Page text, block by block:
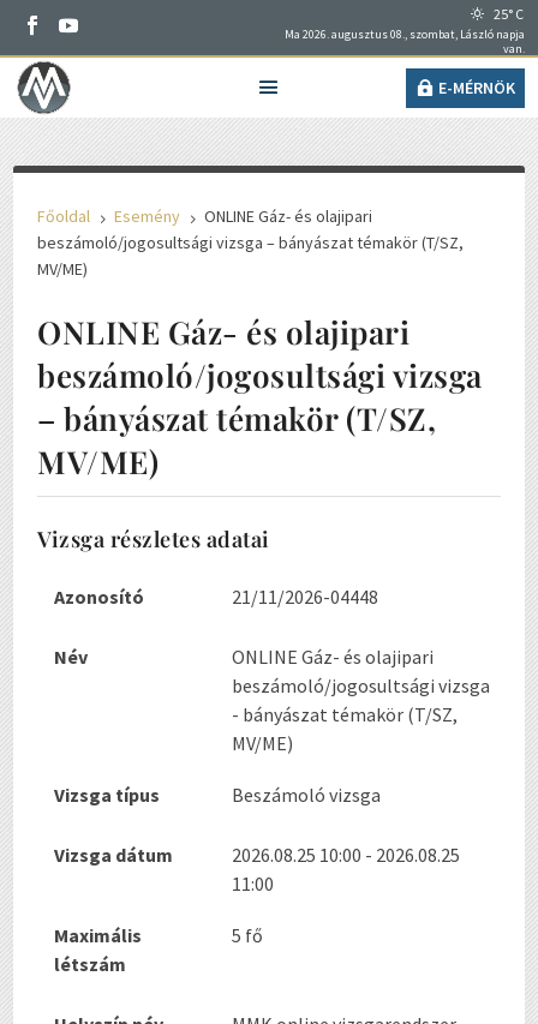
25° C
Ma 2026. augusztus 08., szombat, László napja
van.
E-MÉRNÖK
Főoldal 5 Esemény 5 ONLINE Gáz- és olajipari
beszámoló/jogosultsági vizsga – bányászat témakör (T/SZ,
MV/ME)
ONLINE Gáz- és olajipari
beszámoló/jogosultsági vizsga
– bányászat témakör (T/SZ,
MV/ME)
Vizsga részletes adatai
Azonosító 21/11/2026-04448
Név
ONLINE Gáz- és olajipari
beszámoló/jogosultsági vizsga
- bányászat témakör (T/SZ,
MV/ME)
Vizsga típus Beszámoló vizsga
Vizsga dátum
2026.08.25 10:00 - 2026.08.25
11:00
Maximális
létszám
5 fő